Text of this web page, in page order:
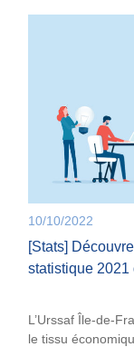
10/10/2022
[Stats]
statistique 2021
L’Urssaf Île-de-
le tissu